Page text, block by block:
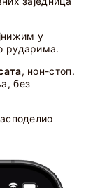
у
рударима.
, нон-стоп.
без